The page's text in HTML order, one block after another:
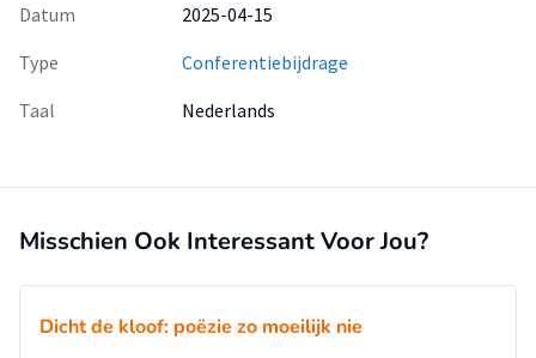
Datum
2025-04-15
Type
Conferentiebijdrage
Taal
Nederlands
Misschien Ook Interessant Voor Jou?
Dicht de kloof: poëzie zo moeilijk nie